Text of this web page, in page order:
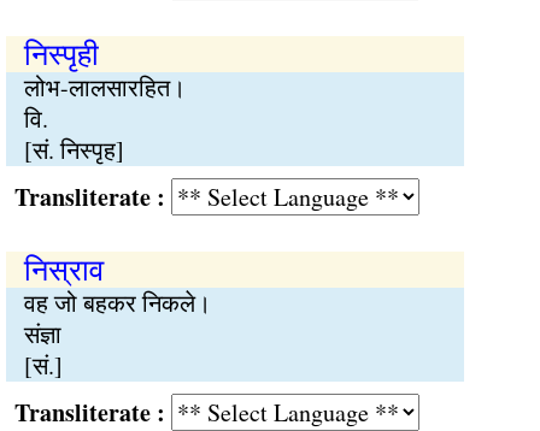
निस्पृही
लोभ-लालसारहित।
वि.
[सं. निस्पृह]
:
निस्राव
वह जो बहकर निकले।
संज्ञा
[सं.]
: